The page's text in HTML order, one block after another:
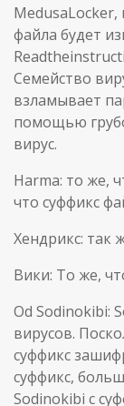
MedusaLocker,
файла будет
Семейство
взламывает
помощью
вирус.
Harma: то же,
что суффикс
Хендрикс: так
Вики: То же,
Od Sodinokibi:
вирусов.
суффикс
суффикс,
Sodinokibi с